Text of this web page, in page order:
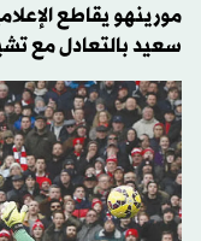
مورينهو يقاطع
سعيد بالتعادل مع